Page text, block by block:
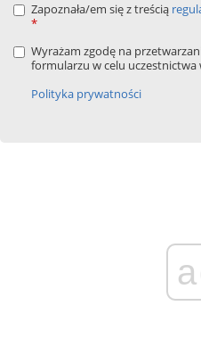
Zapoznała/em się z treścią
*
Wyrażam zgodę na
formularzu w celu
Polityka prywatności